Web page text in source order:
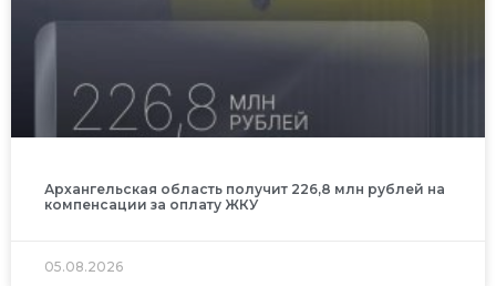
Архангельская область получит 226,8 млн рублей на
компенсации за оплату ЖКУ
05.08.2026